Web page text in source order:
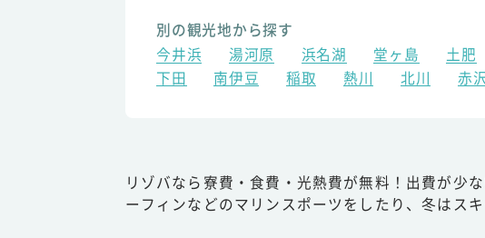
別の観光地から探す
今井浜
湯河原 浜名湖 堂ヶ島 土肥
下田
南伊豆 稲取 熱川 北川 赤
リゾバなら寮費・食費・光熱費が無料！出費が少
ーフィンなどのマリンスポーツをしたり、冬はス